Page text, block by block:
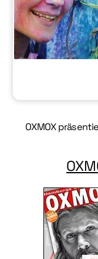
OXMOX